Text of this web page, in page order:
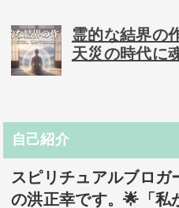
霊的な結界の
天災の時代に
自己紹介
スピリチュアルブロガ
の洪正幸です。🌟「私